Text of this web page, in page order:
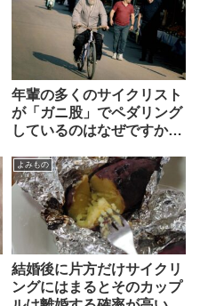
【みんな違ってみんない
年輩の多くのサイクリスト
が「ガニ股」でペダリング
しているのはなぜですか
よみもの
結婚後に片方だけサイクリ
ングにはまるとそのカップ